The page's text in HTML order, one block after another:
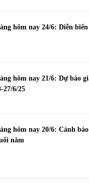
hôm nay 24/6: Diễn
hôm nay 21/6: Dự báo
27/6/25
hôm nay 20/6: Cảnh
năm